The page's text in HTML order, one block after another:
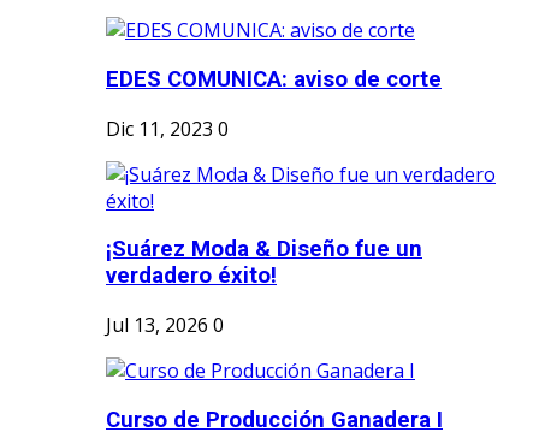
EDES COMUNICA: aviso de corte
Dic 11, 2023 0
¡Suárez Moda & Diseño fue un
verdadero éxito!
Jul 13, 2026 0
Curso de Producción Ganadera I